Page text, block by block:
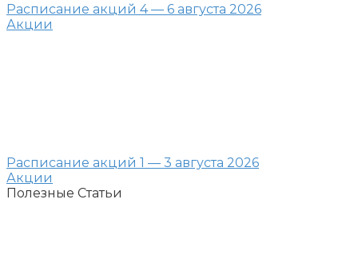
Расписание акций 4 — 6 августа 2026
Акции
Расписание акций 1 — 3 августа 2026
Акции
Полезные Статьи